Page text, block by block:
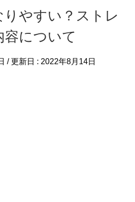
りやすい？ストレ
容について
/ 更新日 : 2022年8月14日